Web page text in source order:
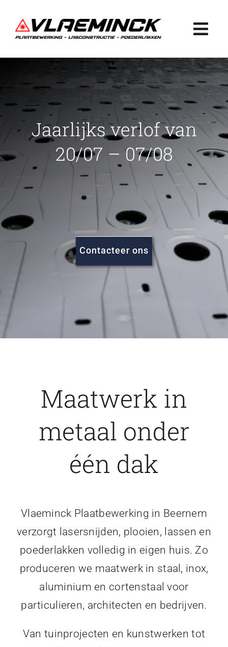
naar
inhoud
Plaatbewerking
Lasconstructie
Poederlakken
Projecten
FAQ
Vacatures
Jaarlijks verlof van
20/07 – 07/08
Contacteer ons
Maatwerk in
metaal onder
één dak
Vlaeminck Plaatbewerking in Beernem
verzorgt lasersnijden, plooien, lassen en
poederlakken volledig in eigen huis. Zo
produceren we maatwerk in staal, inox,
aluminium en cortenstaal voor
particulieren, architecten en bedrijven.
Van tuinprojecten en kunstwerken tot